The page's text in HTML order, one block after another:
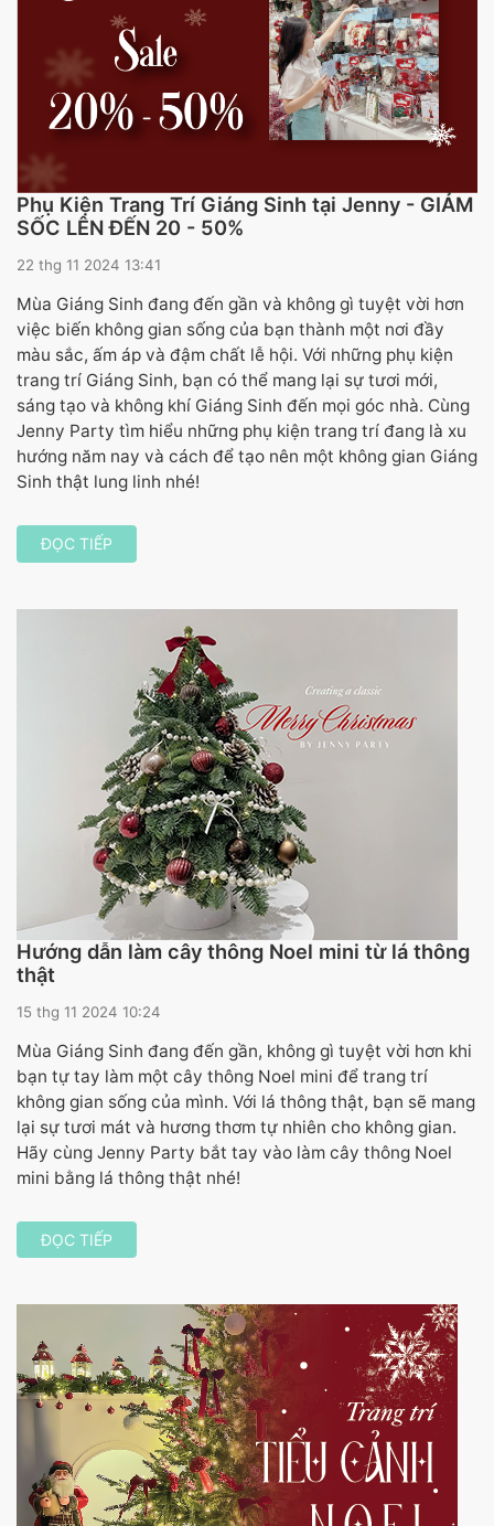
Phụ Kiện Trang Trí Giáng Sinh tại Jenny - GIẢM
SỐC LÊN ĐẾN 20 - 50%
22 thg 11 2024 13:41
Mùa Giáng Sinh đang đến gần và không gì tuyệt vời hơn
việc biến không gian sống của bạn thành một nơi đầy
màu sắc, ấm áp và đậm chất lễ hội. Với những phụ kiện
trang trí Giáng Sinh, bạn có thể mang lại sự tươi mới,
sáng tạo và không khí Giáng Sinh đến mọi góc nhà. Cùng
Jenny Party tìm hiểu những phụ kiện trang trí đang là xu
hướng năm nay và cách để tạo nên một không gian Giáng
Sinh thật lung linh nhé!
ĐỌC TIẾP
Hướng dẫn làm cây thông Noel mini từ lá thông
thật
15 thg 11 2024 10:24
Mùa Giáng Sinh đang đến gần, không gì tuyệt vời hơn khi
bạn tự tay làm một cây thông Noel mini để trang trí
không gian sống của mình. Với lá thông thật, bạn sẽ mang
lại sự tươi mát và hương thơm tự nhiên cho không gian.
Hãy cùng Jenny Party bắt tay vào làm cây thông Noel
mini bằng lá thông thật nhé!
ĐỌC TIẾP